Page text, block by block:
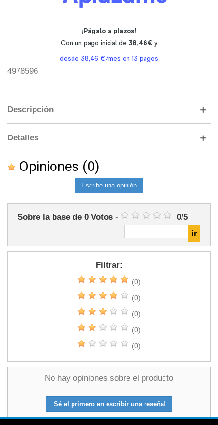
4978596
Descripción
Detalles
Opiniones (0)
Escribe una opinión
Sobre la base de 0 Votos - 0/5
Filtrar:
(0)
(0)
(0)
(0)
(0)
No hay opiniones sobre el producto
Sé el primero en escribir una reseña!